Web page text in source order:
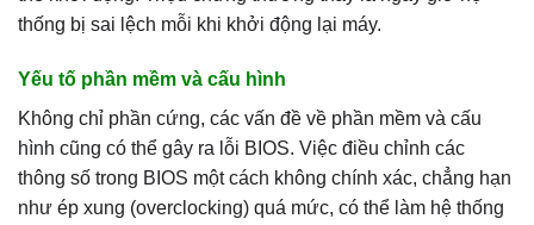
thống bị sai lệch mỗi khi khởi động lại máy.
Yếu tố phần mềm và cấu hình
Không chỉ phần cứng, các vấn đề về phần mềm và cấu
hình cũng có thể gây ra lỗi BIOS. Việc điều chỉnh các
thông số trong BIOS một cách không chính xác, chẳng hạn
như ép xung (overclocking) quá mức, có thể làm hệ thống